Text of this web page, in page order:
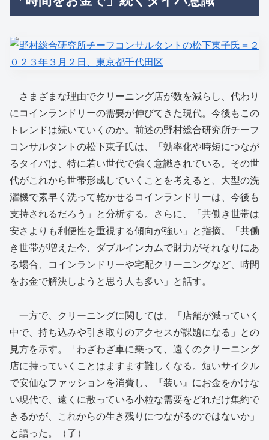
さまざまな理由でクリーニング店が数を減らし、代わり
にコインランドリーの需要が伸びてきた現代。今後もこの
トレンドは続いていくのか。前述の野村総合研究所チーフ
コンサルタントの松下東子氏は、「効率化や時短につなが
るタイパは、特に若い世代で強く意識されている。その世
代がこれから世帯形成していくことを考えると、大型の洗
濯機で素早く洗って乾かせるコインランドリーは、今後も
支持されるだろう」と分析する。さらに、「共働き世帯は
安さよりも利便性を重視する傾向が強い」と指摘。「共働
き世帯が増えた今、ダブルインカムで財力がそれなりにあ
る場合、コインランドリーや宅配クリーニングなど、時間
をお金で解決しようと思う人も多い」と話す。
一方で、クリーニングに関しては、「店舗が減っていく
中で、持ち込みや引き取りのアクセスが課題になる」との
見方を示す。「わざわざ車に乗って、遠くのクリーニング
店に持っていくことはますます難しくなる。短いサイクル
で安価なファッションを消費し、『装い』にお金をかけな
い現代で、遠くに散っている小粒な需要をどれだけ集約で
きるかが、これからの生き残りにつながるのではないか」
と語った。（了）